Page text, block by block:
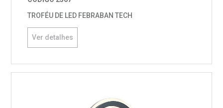
TROFÉU DE LED FEBRABAN TECH
Ver detalhes